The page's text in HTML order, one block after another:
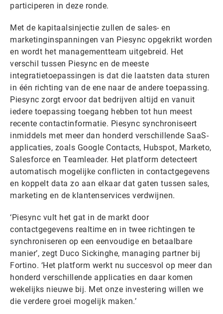
participeren in deze ronde.
Met de kapitaalsinjectie zullen de sales- en
marketinginspanningen van Piesync opgekrikt worden
en wordt het managementteam uitgebreid. Het
verschil tussen Piesync en de meeste
integratietoepassingen is dat die laatsten data sturen
in één richting van de ene naar de andere toepassing.
Piesync zorgt ervoor dat bedrijven altijd en vanuit
iedere toepassing toegang hebben tot hun meest
recente contactinformatie. Piesync synchroniseert
inmiddels met meer dan honderd verschillende SaaS-
applicaties, zoals Google Contacts, Hubspot, Marketo,
Salesforce en Teamleader. Het platform detecteert
automatisch mogelijke conflicten in contactgegevens
en koppelt data zo aan elkaar dat gaten tussen sales,
marketing en de klantenservices verdwijnen.
‘Piesync vult het gat in de markt door
contactgegevens realtime en in twee richtingen te
synchroniseren op een eenvoudige en betaalbare
manier’, zegt Duco Sickinghe, managing partner bij
Fortino. ‘Het platform werkt nu succesvol op meer dan
honderd verschillende applicaties en daar komen
wekelijks nieuwe bij. Met onze investering willen we
die verdere groei mogelijk maken.’